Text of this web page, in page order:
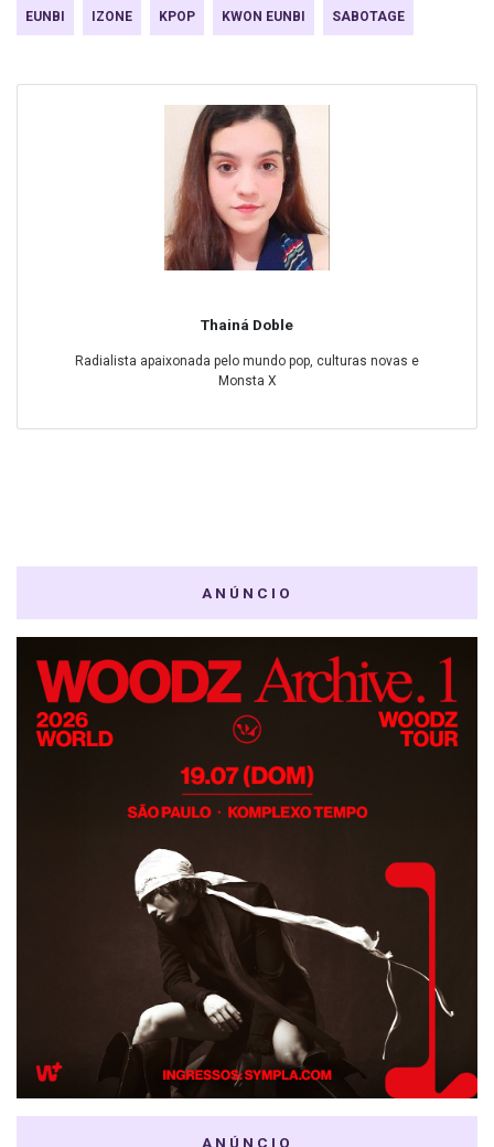
EUNBI IZONE KPOP KWON EUNBI SABOTAGE
Thainá Doble
Radialista apaixonada pelo mundo pop, culturas novas e
Monsta X
ANÚNCIO
ANÚNCIO